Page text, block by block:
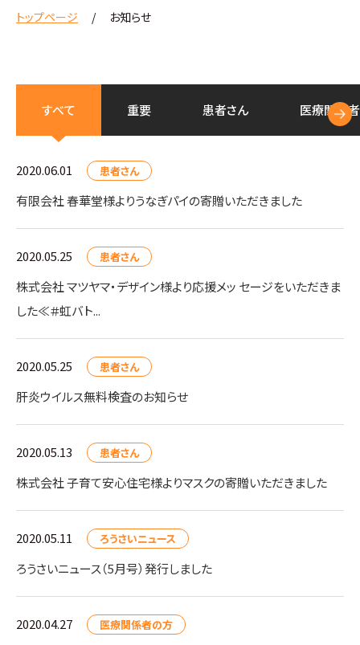
トップページ お知らせ
すべて 重要 患者さん 医療関係
2020.06.01 患者さん
有限会社 春華堂様よりうなぎパイの寄贈いただきました
2020.05.25 患者さん
株式会社 マツヤマ・デザイン様より応援メッ セージをいただきま
した≪＃虹バト...
2020.05.25 患者さん
肝炎ウイルス無料検査のお知らせ
2020.05.13 患者さん
株式会社 子育て安心住宅様よりマスクの寄贈いただきました
2020.05.11 ろうさいニュース
ろうさいニュース（5月号）発行しました
2020.04.27 医療関係者の方